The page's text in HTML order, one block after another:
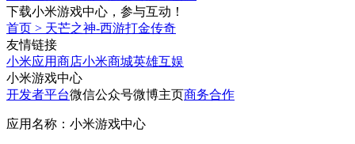
下载小米游戏中心，参与互动！
首页 > 天芒之神-西游打金传奇
友情链接
小米应用商店小米商城英雄互娱
小米游戏中心
开发者平台微信公众号微博主页商务合作
应用名称：小米游戏中心